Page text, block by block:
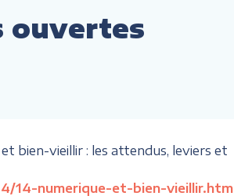
ouvertes
bien-vieillir : les attendus, leviers et
14-numerique-et-bien-vieillir.htm